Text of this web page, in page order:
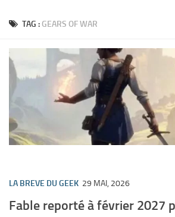
TAG : GEARS OF WAR
LA BREVE DU GEEK 29 MAI, 2026
Fable reporté à février 2027